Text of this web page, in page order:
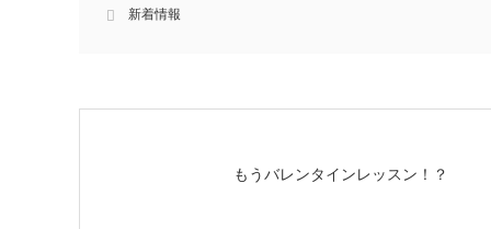
新着情報
もうバレンタインレッスン！？